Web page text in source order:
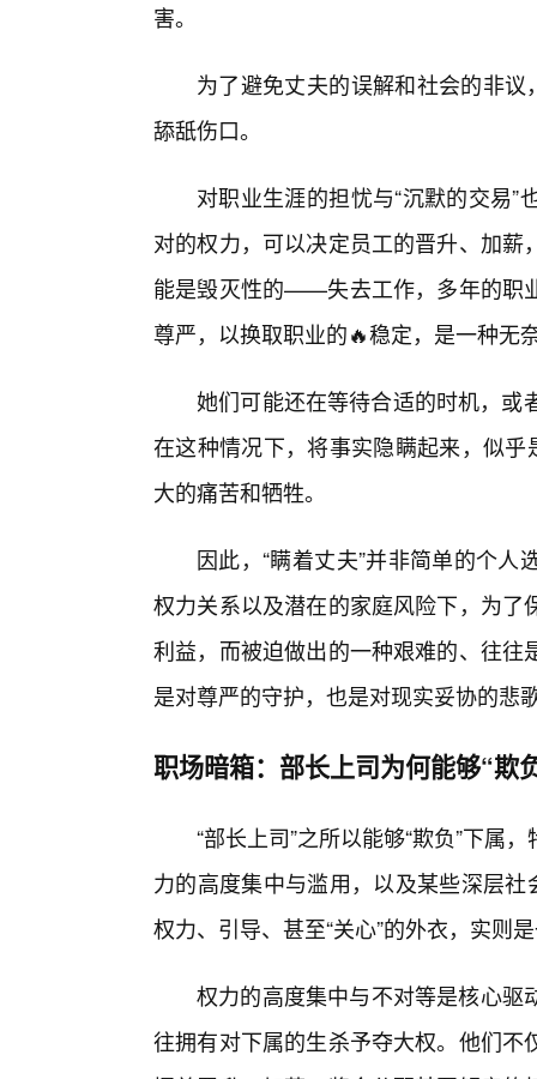
害。
为了避免丈夫的误解和社会的非议
舔舐伤口。
对职业生涯的担忧与“沉默的交易
对的权力，可以决定员工的晋升、加
能是毁灭性的——失去工作，多年的职
尊严，以换取职业的🔥稳定，是一种无
她们可能还在等待合适的时机，或
在这种情况下，将事实隐瞒起来，似
大的痛苦和牺牲。
因此，“瞒着丈夫”并非简单的个
权力关系以及潜在的家庭风险下，为
利益，而被迫做出的一种艰难的、往
是对尊严的守护，也是对现实妥协的悲
职场暗箱：部长上司为何能够“欺
“部长上司”之所以能够“欺负”下属
力的高度集中与滥用，以及某些深层
权力、引导、甚至“关心”的外衣，实则
权力的高度集中与不对等是核心驱
往拥有对下属的生杀予夺大权。他们